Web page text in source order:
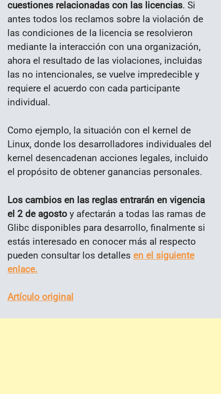
cuestiones relacionadas con las licencias. Si
antes todos los reclamos sobre la violación de
las condiciones de la licencia se resolvieron
mediante la interacción con una organización,
ahora el resultado de las violaciones, incluidas
las no intencionales, se vuelve impredecible y
requiere el acuerdo con cada participante
individual.
Como ejemplo, la situación con el kernel de
Linux, donde los desarrolladores individuales del
kernel desencadenan acciones legales, incluido
el propósito de obtener ganancias personales.
Los cambios en las reglas entrarán en vigencia
el 2 de agosto y afectarán a todas las ramas de
Glibc disponibles para desarrollo, finalmente si
estás interesado en conocer más al respecto
pueden consultar los detalles en el siguiente
enlace.
Artículo original